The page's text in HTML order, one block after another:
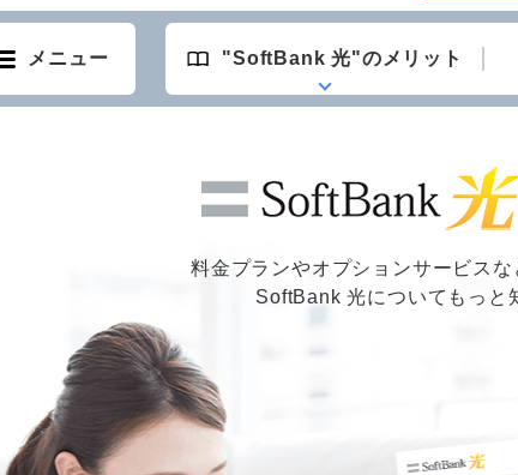
メニュー "SoftBank 光"のメリット
料金プランやオプションサービス
SoftBank 光についてもっと